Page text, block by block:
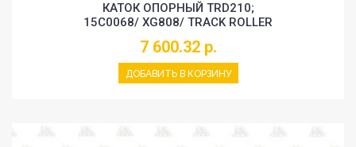
КАТОК ОПОРНЫЙ TRD210;
15C0068/ XG808/ TRACK ROLLER
7 600.32 р.
ДОБАВИТЬ В КОРЗИНУ